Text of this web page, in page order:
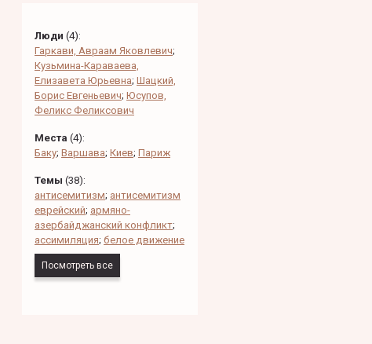
Люди (4):
Гаркави, Авраам Яковлевич;
Кузьмина-Караваева,
Елизавета Юрьевна; Шацкий,
Борис Евгеньевич; Юсупов,
Феликс Феликсович
Места (4):
Баку; Варшава; Киев; Париж
Темы (38):
антисемитизм; антисемитизм
еврейский; армяно-
азербайджанский конфликт;
ассимиляция; белое движение
Посмотреть все